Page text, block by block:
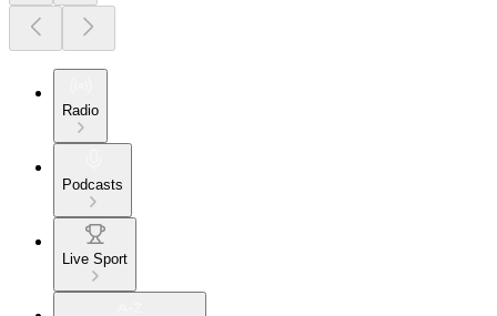
Radio
Podcasts
Live Sport